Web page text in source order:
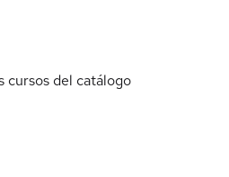
cursos del catálogo